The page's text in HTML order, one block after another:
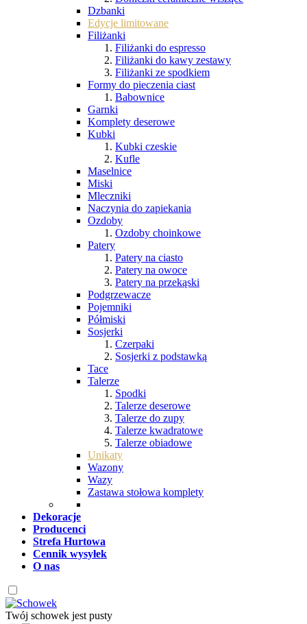
Dzbanki
Edycje limitowane
Filiżanki
Filiżanki do espresso
Filiżanki do kawy zestawy
Filiżanki ze spodkiem
Formy do pieczenia ciast
Babownice
Garnki
Komplety deserowe
Kubki
Kubki czeskie
Kufle
Maselnice
Miski
Mleczniki
Naczynia do zapiekania
Ozdoby
Ozdoby choinkowe
Patery
Patery na ciasto
Patery na owoce
Patery na przekąski
Podgrzewacze
Pojemniki
Półmiski
Sosjerki
Czerpaki
Sosjerki z podstawką
Tace
Talerze
Spodki
Talerze deserowe
Talerze do zupy
Talerze kwadratowe
Talerze obiadowe
Unikaty
Wazony
Wazy
Zastawa stołowa komplety
Dekoracje
Producenci
Strefa Hurtowa
Cennik wysyłek
O nas
Twój schowek jest pusty